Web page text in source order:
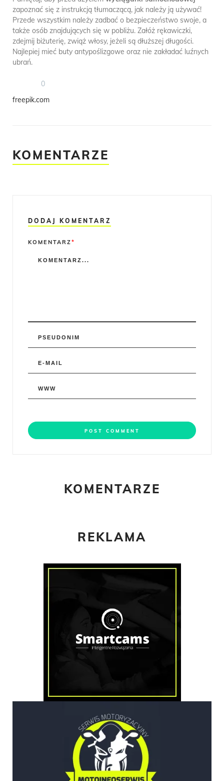
zapoznać się z instrukcją tłumaczącą, jak należy ją używać!
Przede wszystkim należy zadbać o bezpieczeństwo swoje, a
także osób znajdujących się w pobliżu. Załóż rękawiczki,
zdejmij biżuterię, zwiąż włosy, jeżeli są dłuższej długości.
Najlepiej mieć buty antypoślizgowe oraz nie zakładać luźnych
ubrań.
0
freepik.com
KOMENTARZE
DODAJ KOMENTARZ
Comment
KOMENTARZ*
KOMENTARZE
REKLAMA